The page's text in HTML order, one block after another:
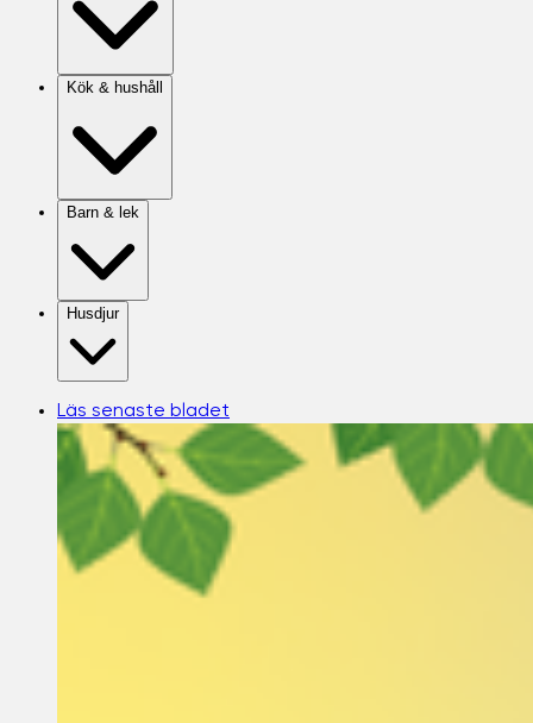
Kök & hushåll
Barn & lek
Husdjur
Läs senaste bladet